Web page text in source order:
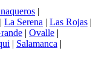
|
| La Serena | Las Rojas |
| Ovalle |
| Salamanca |